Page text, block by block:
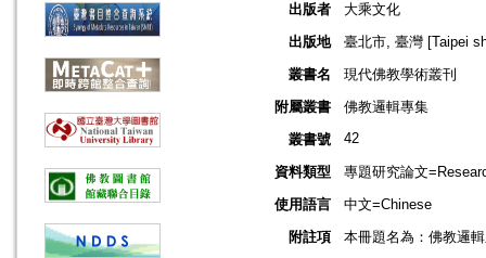
出版者
大乘文化
出版地
臺北市, 臺灣 [Taipei
叢書名
現代佛教學術叢刊
附屬叢書
佛教邏輯專集
叢書號
42
資料類型
專題研究論文
使用語言
中文=Chinese
附註項
本冊題名為：佛教邏